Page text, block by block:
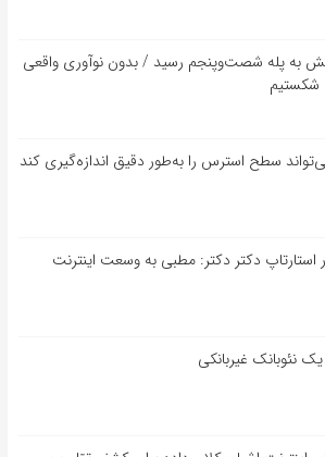
به پله شصت‌وپنجم رسید / بدون نوآوری واقعی
شکستیم
سطح استرس را به‌طور دقیق اندازه‌گیری کند
دکتر دکتر: مطبی به وسعت اینترنت
یک نئوبانک غیربانکی